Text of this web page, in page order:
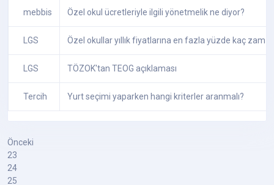
mebbis Özel okul ücretleriyle ilgili yönetmelik ne diyor?
LGS Özel okullar yıllık fiyatlarına en fazla yüzde kaç zam
LGS TÖZOK'tan TEOG açıklaması
Tercih Yurt seçimi yaparken hangi kriterler aranmalı?
Önceki
23
24
25